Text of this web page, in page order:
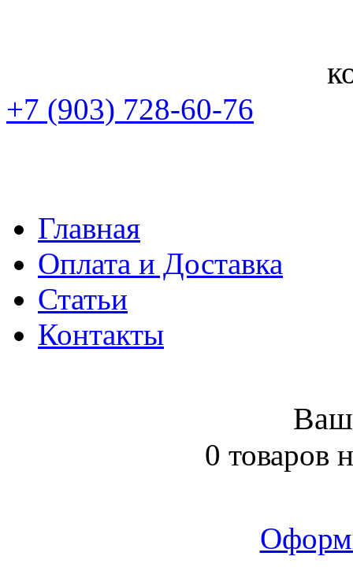
+7 (903) 728-60-76
Главная
Оплата и Доставка
Статьи
Контакты
0 товаров